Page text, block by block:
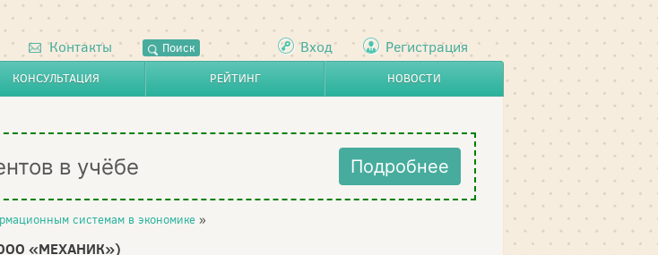
Контакты Поиск Вход Регистрация
КОНСУЛЬТАЦИЯ РЕЙТИНГ НОВОСТИ
в учёбе Подробнее
системам в экономике »
«МЕХАНИК»)